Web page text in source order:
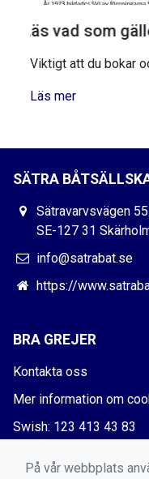
vad som gäller
Viktigt att du bokar
Läs mer
SÄTRA
Sätravarvsvägen 55
SE-127 31
info@satrabat.se
https://
BRA GREJER
Kontakta oss
Mer information om
Swish: 123 413 43 83
På vår webbplats